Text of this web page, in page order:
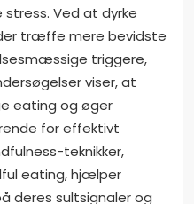
Ved at dyrke
træffe mere bevidste
triggere,
viser, at
eating og øger
for effektivt
teknikker,
eating, hjælper
deres sultsignaler og